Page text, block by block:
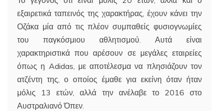
εξαιρετικά ταπεινός της χαρακτήρας, έχουν κάνει την
Οζάκα μία από τις πλέον συμπαθείς φυσιογνωμίες
του παγκόσμιου αθλητισμού. Αυτά είναι
χαρακτηριστικά που αρέσουν σε μεγάλες εταιρείες
όπως η Adidas, με αποτέλεσμα να πλησιάζουν τον
ατζέντη της, ο οποίος έμαθε για εκείνη όταν ήταν
μόλις 13 ετών, αλλά την ανέλαβε το 2016 στο
Αυστραλιανό Όπεν.